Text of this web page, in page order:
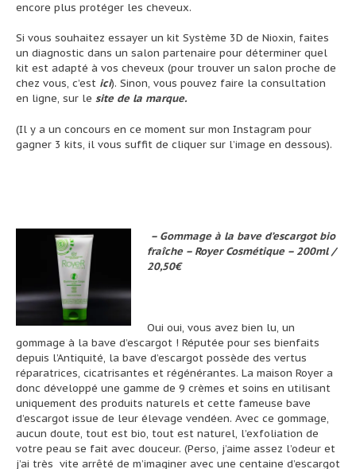
encore plus protéger les cheveux.
Si vous souhaitez essayer un kit Système 3D de Nioxin, faites
un diagnostic dans un salon partenaire pour déterminer quel
kit est adapté à vos cheveux (pour trouver un salon proche de
chez vous, c’est ici). Sinon, vous pouvez faire la consultation
en ligne, sur le site de la marque.
(Il y a un concours en ce moment sur mon Instagram pour
gagner 3 kits, il vous suffit de cliquer sur l’image en dessous).
– Gommage à la bave d’escargot bio
fraîche – Royer Cosmétique – 200ml /
20,50€
Oui oui, vous avez bien lu, un
gommage à la bave d’escargot ! Réputée pour ses bienfaits
depuis l’Antiquité, la bave d’escargot possède des vertus
réparatrices, cicatrisantes et régénérantes. La maison Royer a
donc développé une gamme de 9 crèmes et soins en utilisant
uniquement des produits naturels et cette fameuse bave
d’escargot issue de leur élevage vendéen. Avec ce gommage,
aucun doute, tout est bio, tout est naturel, l’exfoliation de
votre peau se fait avec douceur. (Perso, j’aime assez l’odeur et
j’ai très vite arrêté de m’imaginer avec une centaine d’escargot